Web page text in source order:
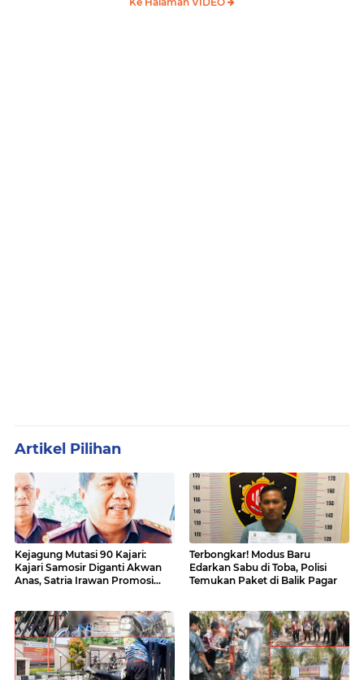
Artikel Pilihan
Kejagung Mutasi 90 Kajari:
Kajari Samosir Diganti Akwan
Anas, Satria Irawan Promosi
Terbongkar! Modus Baru
Edarkan Sabu di Toba, Polisi
Temukan Paket di Balik Pagar